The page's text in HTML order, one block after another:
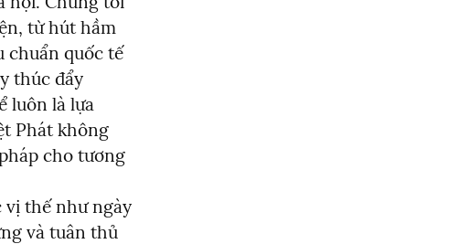
từ hút hầm
chuẩn quốc tế
thúc đẩy
luôn là lựa
Phát không
cho tương
vị thế như ngày
và tuân thủ